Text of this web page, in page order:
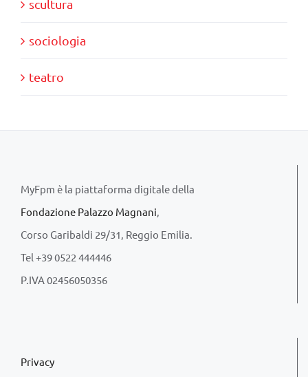
scultura
sociologia
teatro
MyFpm è la piattaforma digitale della
Fondazione Palazzo Magnani,
Corso Garibaldi 29/31, Reggio Emilia.
Tel +39 0522 444446
P.IVA 02456050356
Privacy